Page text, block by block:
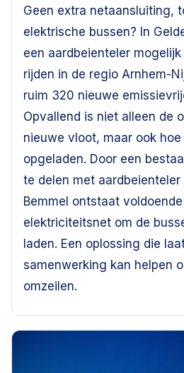
Geen extra netaansluiting,
elektrische bussen? In
een aardbeienteler
rijden in de regio Arnhem-
ruim 320 nieuwe
Opvallend is niet alleen de
nieuwe vloot, maar ook
opgeladen. Door een
te delen met aardbeienteler
Bemmel ontstaat
elektriciteitsnet om de
laden. Een oplossing die
samenwerking kan helpen
omzeilen.